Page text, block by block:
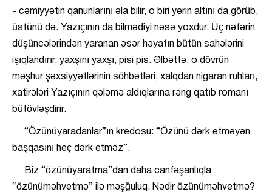
- cəmiyyətin qanunlarını əla bilir, o biri yerin altını da görüb,
üstünü də. Yazıçının da bilmədiyi nəsə yoxdur. Üç nəfərin
düşüncələrindən yaranan əsər həyatın bütün sahələrini
işıqlandırır, yaxşını yaxşı, pisi pis. Əlbəttə, o dövrün
məşhur şəxsiyyətlərinin söhbətləri, xalqdan nigaran ruhları,
xatirələri Yazıçının qələmə aldıqlarına rəng qatıb romanı
bütövləşdirir.
“Özünüyaradanlar”ın kredosu: “Özünü dərk etməyən
başqasını heç dərk etməz”.
Biz “özünüyaratma”dan daha canfəşanlıqla
“özünüməhvetmə” ilə məşğuluq. Nədir özünüməhvetmə?